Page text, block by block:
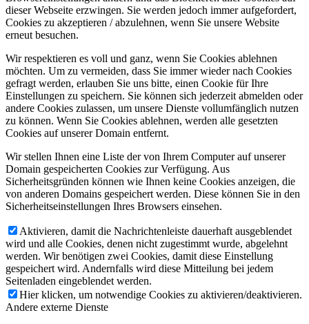
dieser Webseite erzwingen. Sie werden jedoch immer aufgefordert,
Cookies zu akzeptieren / abzulehnen, wenn Sie unsere Website
erneut besuchen.
Wir respektieren es voll und ganz, wenn Sie Cookies ablehnen
möchten. Um zu vermeiden, dass Sie immer wieder nach Cookies
gefragt werden, erlauben Sie uns bitte, einen Cookie für Ihre
Einstellungen zu speichern. Sie können sich jederzeit abmelden oder
andere Cookies zulassen, um unsere Dienste vollumfänglich nutzen
zu können. Wenn Sie Cookies ablehnen, werden alle gesetzten
Cookies auf unserer Domain entfernt.
Wir stellen Ihnen eine Liste der von Ihrem Computer auf unserer
Domain gespeicherten Cookies zur Verfügung. Aus
Sicherheitsgründen können wie Ihnen keine Cookies anzeigen, die
von anderen Domains gespeichert werden. Diese können Sie in den
Sicherheitseinstellungen Ihres Browsers einsehen.
Aktivieren, damit die Nachrichtenleiste dauerhaft ausgeblendet
wird und alle Cookies, denen nicht zugestimmt wurde, abgelehnt
werden. Wir benötigen zwei Cookies, damit diese Einstellung
gespeichert wird. Andernfalls wird diese Mitteilung bei jedem
Seitenladen eingeblendet werden.
Hier klicken, um notwendige Cookies zu aktivieren/deaktivieren.
Andere externe Dienste